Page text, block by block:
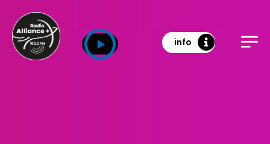
info